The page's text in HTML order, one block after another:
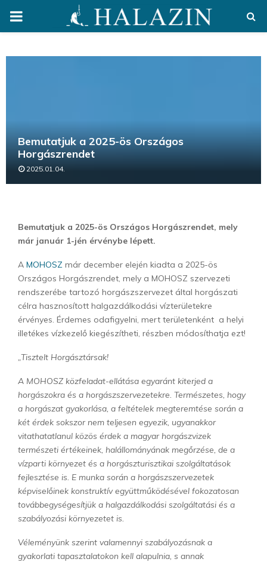
PRIMARY
Bemutatjuk a 2025-ös Országos
Horgászrendet
2025.01.04.
Bemutatjuk a 2025-ös Országos Horgászrendet, mely
már január 1-jén érvénybe lépett.
A MOHOSZ már december elején kiadta a 2025-ös
Országos Horgászrendet, mely a MOHOSZ szervezeti
rendszerébe tartozó horgászszervezet által horgászati
célra hasznosított halgazdálkodási vízterületekre
érvényes. Érdemes odafigyelni, mert területenként a helyi
illetékes vízkezelő kiegészítheti, részben módosíthatja ezt!
„Tisztelt Horgásztársak!
A MOHOSZ közfeladat-ellátása egyaránt kiterjed a
horgászokra és a horgászszervezetekre. Természetes, hogy
a horgászat gyakorlása, a feltételek megteremtése során a
két érdek sokszor nem teljesen egyezik, ugyanakkor
vitathatatlanul közös érdek a magyar horgászvizek
természeti értékeinek, halállományának megőrzése, de a
vízparti környezet és a horgászturisztikai szolgáltatások
fejlesztése is. E munka során a horgászszervezetek
képviselőinek konstruktív együttműködésével fokozatosan
továbbegységesítjük a halgazdálkodási szolgáltatási és a
szabályozási környezetet is.
Véleményünk szerint valamennyi szabályozásnak a
gyakorlati tapasztalatokon kell alapulnia, s annak